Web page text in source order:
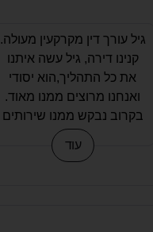
גיל עורך דין מקרקעין מעולה.
קנינו דירה, גיל עשה איתנו
את כל התהליך,הוא יסודי
ואנחנו מרוצים ממנו מאוד.
בקרוב נבקש ממנו שירותים
נוספים. השגנו את כל
המטרות שלנו איתו. הוא נתן
עוד